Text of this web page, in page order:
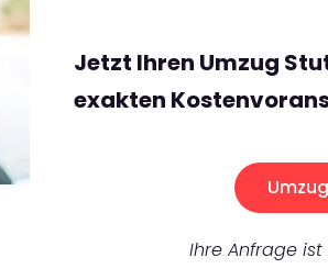
Jetzt Ihren Umzug
exakten
Ihre Anfrage ist